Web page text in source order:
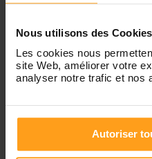
Nous utilisons des
Les cookies nous
site Web, améliorer votre
analyser notre trafic et nos
Autoriser
Coralie
Babysitter étudiante
étudiante en première
enfants à Saint Brieuc. J'ai